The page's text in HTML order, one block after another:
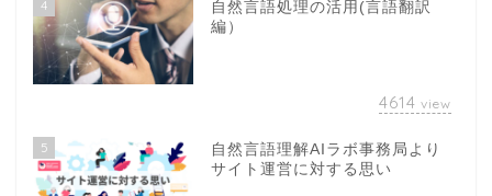
4
自然言語処理の活用(言語翻訳
編）
4614 view
5
自然言語理解AIラボ事務局より
サイト運営に対する思い